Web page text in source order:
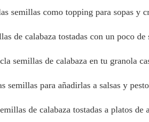
semillas como topping para sopas y
de calabaza tostadas con un poco
semillas de calabaza en tu granola
semillas para añadirlas a salsas y
de calabaza tostadas a platos